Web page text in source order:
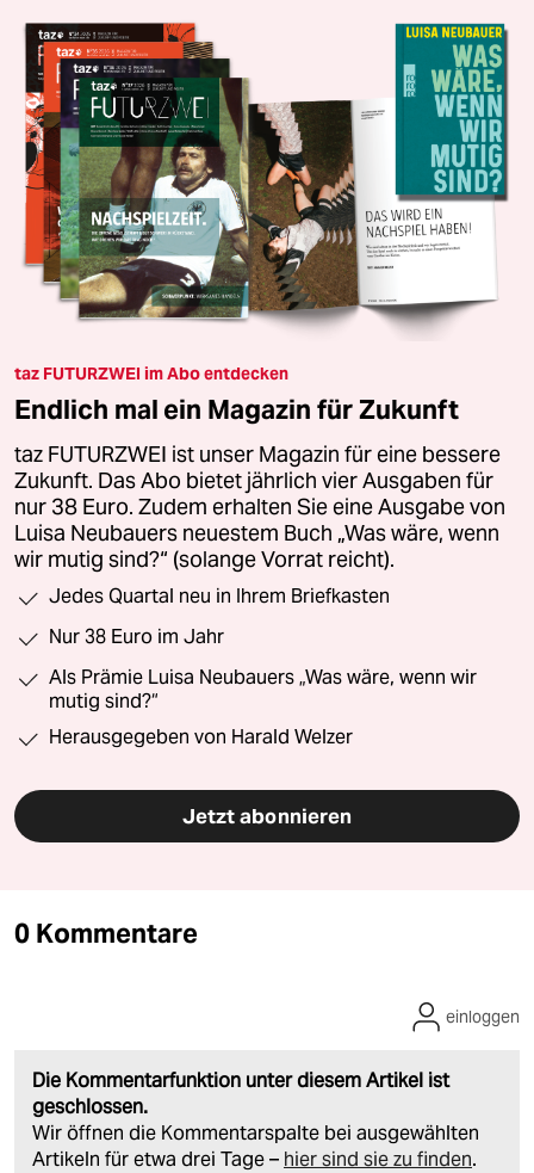
taz FUTURZWEI im Abo entdecken
Endlich mal ein Magazin für Zukunft
taz FUTURZWEI ist unser Magazin für eine bessere
Zukunft. Das Abo bietet jährlich vier Ausgaben für
nur 38 Euro. Zudem erhalten Sie eine Ausgabe von
Luisa Neubauers neuestem Buch „Was wäre, wenn
wir mutig sind?“ (solange Vorrat reicht).
Jedes Quartal neu in Ihrem Briefkasten
Nur 38 Euro im Jahr
Als Prämie Luisa Neubauers „Was wäre, wenn wir
mutig sind?“
Herausgegeben von Harald Welzer
Jetzt abonnieren
0 Kommentare
Die Kommentarfunktion unter diesem Artikel ist
geschlossen.
Wir öffnen die Kommentarspalte bei ausgewählten
Artikeln für etwa drei Tage – hier sind sie zu finden.
einloggen